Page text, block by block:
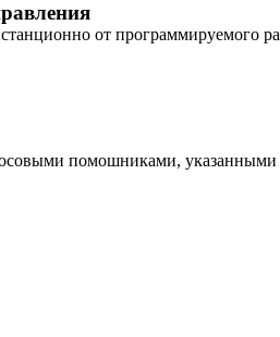
от программируемого
помошниками,